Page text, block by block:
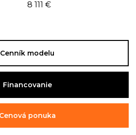
8 111 €
Cenník modelu
Financovanie
Cenová ponuka